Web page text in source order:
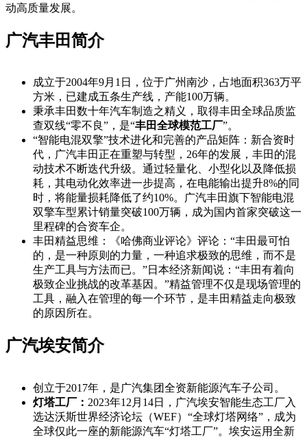
动高质量发展。
广汽丰田简介
成立于2004年9月1日，位于广州南沙，占地面积363万平
方米，已建成五条生产线，产能100万辆。
秉承丰田数十年汽车制造之精义，取得丰田全球品质监
查双线“零不良”，是“丰田全球模范工厂”。
“智能电混双擎”技术进化和完善的产品矩阵：新合资时
代，广汽丰田正在重塑与转型，26年的发展，丰田的混
动技术不断迭代升级。通过轻量化、小型化以及降低损
耗，其电动化效率进一步提高，在电能输出提升8%的同
时，将能量损耗降低了约10%。广汽丰田旗下智能电混
双擎车型累计销量突破100万辆，成为国内首家突破这一
里程碑的合资车企。
丰田精益思维：《哈佛商业评论》评论：“丰田最可怕
的，是一种原则的力量，一种追求极致的思维，而不是
生产工具与方法而已。”日本经济新闻说：“丰田有着向
极致企业挑战的改革基因。”精益管理不仅是现场管理的
工具，融入在管理的每一个环节，是丰田精益走向极致
的原因所在。
广汽埃安简介
创立于2017年，是广汽集团全资新能源汽车子公司。
灯塔工厂： 2023年12月14日，广汽埃安智能生态工厂入
选达沃斯世界经济论坛（WEF）“全球灯塔网络”，成为
全球仅此一座的新能源汽车“灯塔工厂”。埃安运用全新